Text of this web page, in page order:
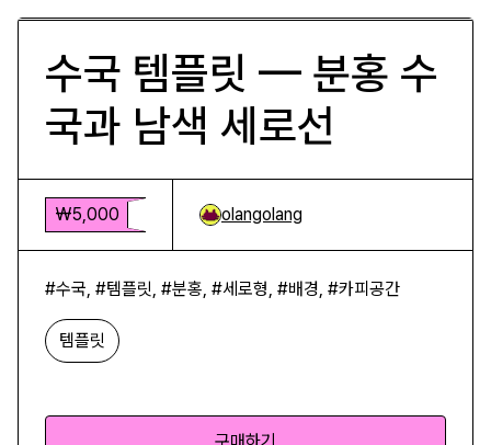
수국 템플릿 — 분홍 수
국과 남색 세로선
₩5,000 olangolang
#수국, #템플릿, #분홍, #세로형, #배경, #카피공간
템플릿